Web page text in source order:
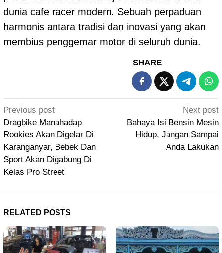
dunia cafe racer modern. Sebuah perpaduan
harmonis antara tradisi dan inovasi yang akan
membius penggemar motor di seluruh dunia.
SHARE
Post
navigation
Previous post
Dragbike Manahadap
Rookies Akan Digelar Di
Karanganyar, Bebek Dan
Sport Akan Digabung Di
Kelas Pro Street
Next post
Bahaya Isi Bensin Mesin
Hidup, Jangan Sampai
Anda Lakukan
RELATED POSTS